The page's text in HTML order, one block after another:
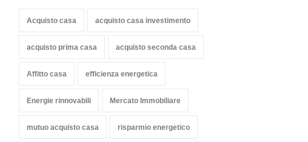
Acquisto casa acquisto casa investimento
acquisto prima casa acquisto seconda casa
Affitto casa efficienza energetica
Energie rinnovabili Mercato Immobiliare
mutuo acquisto casa risparmio energetico